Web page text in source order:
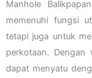
Manhole
memenuhi fungsi
tetapi juga untuk
perkotaan.
dapat menyatu